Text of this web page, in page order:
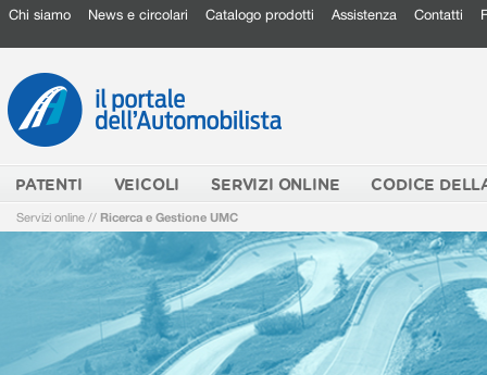
Chi siamo News e circolari Catalogo prodotti Assistenza Contatti
PATENTI VEICOLI SERVIZI ONLINE CODICE
Servizi online // Ricerca e Gestione UMC